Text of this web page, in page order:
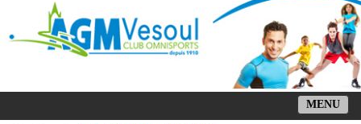
MENU